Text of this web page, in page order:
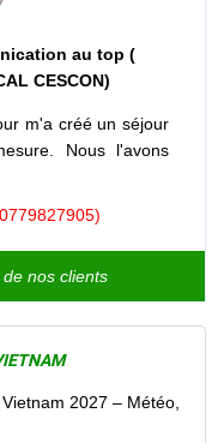
au top (
CESCON)
m'a créé un séjour
Nous l'avons
nos clients
2027 – Météo,